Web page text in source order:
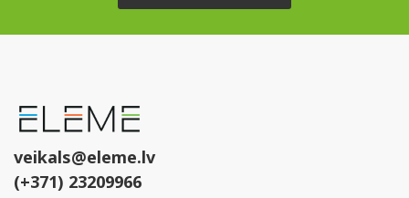
veikals@eleme.lv
(+371) 23209966